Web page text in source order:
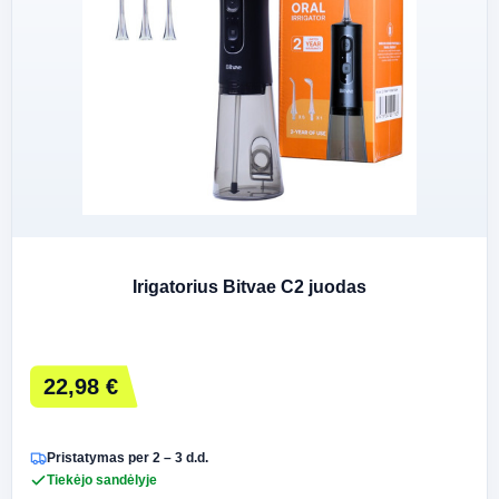
Irigatorius Bitvae C2 juodas
22,98 €
Pristatymas per 2 – 3 d.d.
Tiekėjo sandėlyje